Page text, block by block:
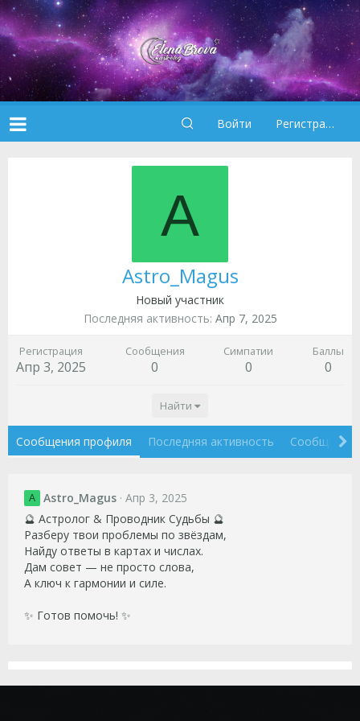
Войти Регистрация
A
Astro_Magus
Новый участник
Последняя активность Апр 7, 2025
Регистрация
Апр 3, 2025
Сообщения
0
Симпатии
0
Баллы
0
Найти
Сообщения профиля Последняя активность Сообщения
A Astro_Magus
Апр 3, 2025
🔮 Астролог & Проводник Судьбы 🔮
Разберу твои проблемы по звёздам,
Найду ответы в картах и числах.
Дам совет — не просто слова,
А ключ к гармонии и силе.
✨ Готов помочь! ✨